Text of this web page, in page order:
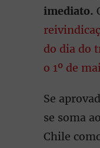
imediato.
do dia do
o 1º de
Se
se soma
Chile